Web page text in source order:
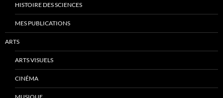
HISTOIRE DES SCIENCES
MES PUBLICATIONS
ARTS
ARTS VISUELS
CINÉMA